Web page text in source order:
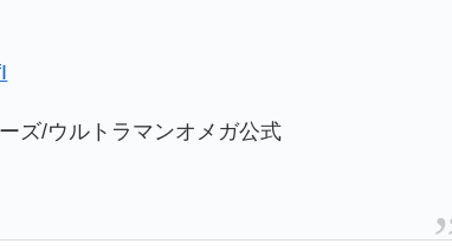
ズ/ウルトラマンオメガ公式